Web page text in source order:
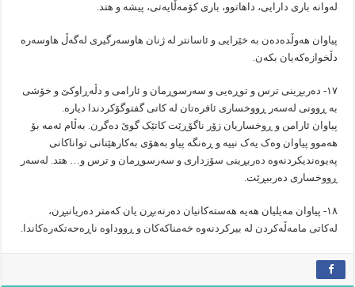
لەوانە باری دارایی، داهاتوو، باری کۆمەڵایەتی، پیشە و هتد.
پیاوان هەوڵدەدەن بە خێرایی و ئاسانتر لە ژنان هاوسەرگیری لەگەڵ هاوسەرە
دڵخوازەکەیان بکەن.
۱۷- دەربڕینی ترس و توڕەیی و سەرسوڕمان و ئارامی و دڵەڕاوکێ و خۆشی
بە ڕوونی لەسەر ڕووخساری ئافرەتان لە کاتی گفتوگۆکردندا دیارە.
پیاوان ئارامن و ڕوخساریان زۆر ناگۆڕێت کاتێک گوێ دەگرن. بەڵام ئەمە بۆ
هەموو پیاوان وەک یەک نییە و ڕەنگە پیاو بەهۆی بەکارهێنانی تواناکانی
پەیوەندیکردنەوە دەربڕینی سۆزداری و سەرسوڕمان و ترس و… هتد. لەسەر
ڕووخساری دەرببڕێت.
۱٨- پیاوان مەیلیان هەیە هەستەکانیان دەرنەبڕن یان کەمتر دەریانبڕن،
لەکاتی مامەڵەکردن لە بیرکردنەوە خەمناکەکان و ڕووداوە ناڕەحەتکەرەکاندا.